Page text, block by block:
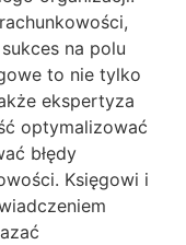
na polu
to nie tylko
ekspertyza
optymalizować
błędy
Księgowi i